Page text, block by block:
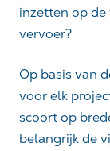
inzetten op
vervoer?
Op basis van
voor elk
scoort op
belangrijk de